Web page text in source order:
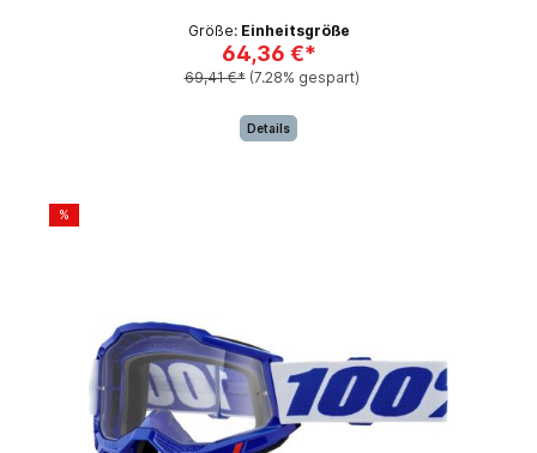
Größe: Einheitsgröße
64,36 €*
69,41 €* (7.28% gespart)
Details
%